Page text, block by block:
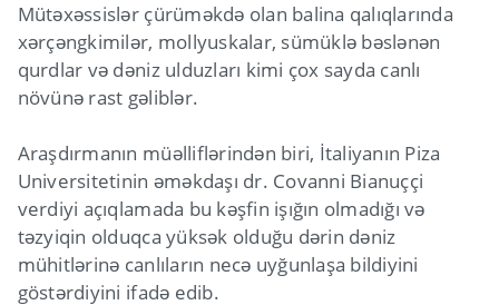
Mütəxəssislər çürüməkdə olan balina qalıqlarında
xərçəngkimilər, mollyuskalar, sümüklə bəslənən
qurdlar və dəniz ulduzları kimi çox sayda canlı
növünə rast gəliblər.
Araşdırmanın müəlliflərindən biri, İtaliyanın Piza
Universitetinin əməkdaşı dr. Covanni Bianuççi
verdiyi açıqlamada bu kəşfin işığın olmadığı və
təzyiqin olduqca yüksək olduğu dərin dəniz
mühitlərinə canlıların necə uyğunlaşa bildiyini
göstərdiyini ifadə edib.